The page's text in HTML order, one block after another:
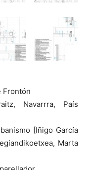
Frontón
Navarrra, País
[Iñigo García
Marta